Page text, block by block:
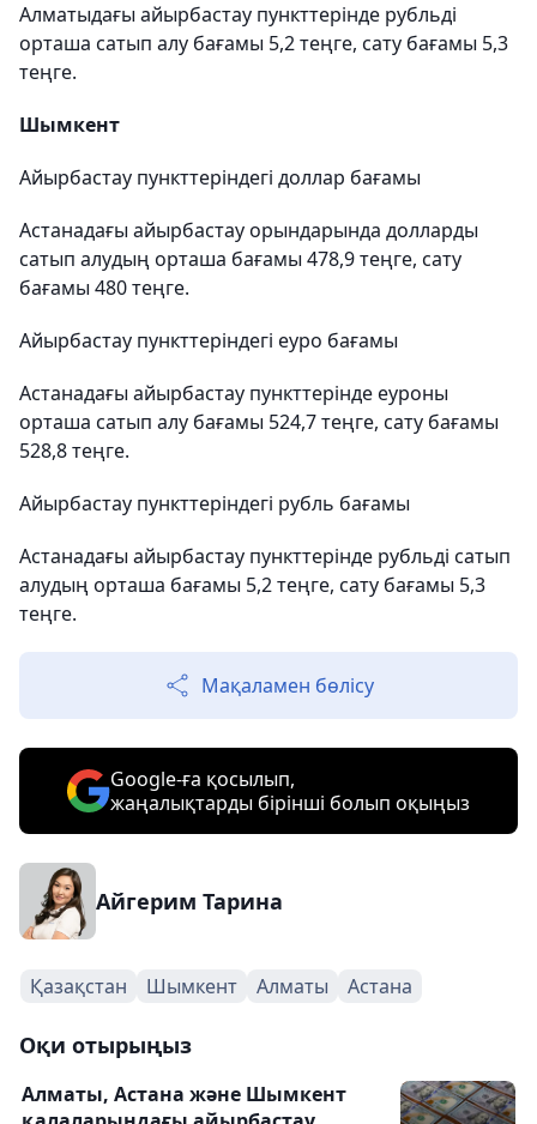
Алматыдағы айырбастау пункттерінде рубльді
орташа сатып алу бағамы 5,2 теңге, сату бағамы 5,3
теңге.
Шымкент
Айырбастау пункттеріндегі доллар бағамы
Астанадағы айырбастау орындарында долларды
сатып алудың орташа бағамы 478,9 теңге, сату
бағамы 480 теңге.
Айырбастау пункттеріндегі еуро бағамы
Астанадағы айырбастау пункттерінде еуроны
орташа сатып алу бағамы 524,7 теңге, сату бағамы
528,8 теңге.
Айырбастау пункттеріндегі рубль бағамы
Астанадағы айырбастау пункттерінде рубльді сатып
алудың орташа бағамы 5,2 теңге, сату бағамы 5,3
теңге.
Мақаламен бөлісу
Google-ға қосылып,
жаңалықтарды бірінші болып оқыңыз
Айгерим Тарина
Қазақстан Шымкент Алматы Астана
Оқи отырыңыз
Алматы, Астана және Шымкент